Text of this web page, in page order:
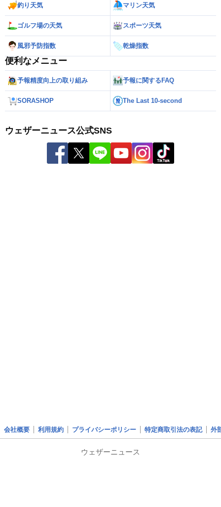
釣り天気 マリン天気
ゴルフ場の天気 スポーツ天気
風邪予防指数 乾燥指数
便利なメニュー
予報精度向上の取り組み 予報に関するFAQ
SORASHOP The Last 10-second
ウェザーニュース公式SNS
会社概要 利用規約 プライバシーポリシー 特定商取引法の表記 外
ウェザーニュース